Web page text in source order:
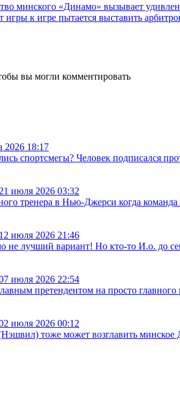
минского «Динамо» вызывает
игры к игре пытается выставить
вы могли комментировать
2026 18:17
спортсмегы? Человек подписался
21 июля 2026 03:32
тренера в Нью-Джерси когда команда
12 июля 2026 21:46
не лучший вариант! Но кто-то И.о. до
июля 2026 22:54
претендентом на просто
июля 2026 00:12
тоже может возглавить минское